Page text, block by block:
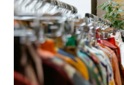
идва
в
София